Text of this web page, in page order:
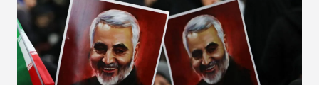
ключ к сдерживанию иранского влияния,
завершению своего военного участия в
конфликте и окончанию гражданской войны на
условиях, благоприятных для режима Асада.